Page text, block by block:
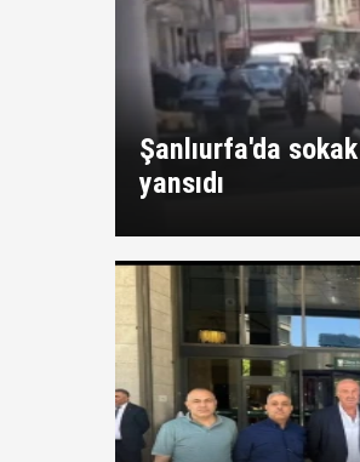
Şanlıurfa'da
yansıdı